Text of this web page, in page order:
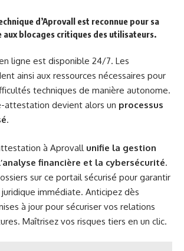
d’Aprovall est reconnue pour sa
aux blocages critiques des utilisateurs.
ligne est disponible 24/7. Les
ainsi aux ressources nécessaires pour
techniques de manière autonome.
attestation devient alors un processus
.
à Aprovall unifie la gestion
financière et la cybersécurité.
sur ce portail sécurisé pour garantir
immédiate. Anticipez dès
à jour pour sécuriser vos relations
Maîtrisez vos risques tiers en un clic.